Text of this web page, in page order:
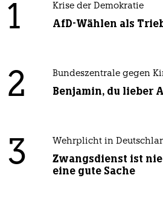
1 Krise der Demokratie
AfD-Wählen als
2 Bundeszentrale gegen
Benjamin, du lieber
3 Wehrplicht in
Zwangsdienst ist
eine gute Sache